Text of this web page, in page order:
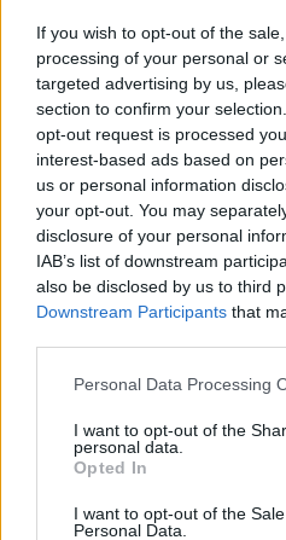
If you wish to opt-out of the
processing of your personal or
targeted advertising by us,
section to confirm your
opt-out request is processed
interest-based ads based on
us or personal information
your opt-out. You may
disclosure of your personal
IAB’s list of downstream
also be disclosed by us to third
Downstream Participants that
Personal Data Processing
I want to opt-out of the
personal data.
Opted In
I want to opt-out of the
Personal Data.
Portfolio Investment Day
Investment Day 2026, ahol a
keressük a választ a
kérdésekre. Meddig tarthat az
következő évek nyertesei, mire
kötvény-, nyersanyag- és
érdemes portfóliót építeni egy
KEDVES OLVASÓNK!
A keresett cikk a
tartozik, melynek olvasása
regisztrációhoz kötött.
Az előfizetés a következőket
Portfolio.hu teljes
Kötéslisták: BÉT elmúlt
kötéslistái